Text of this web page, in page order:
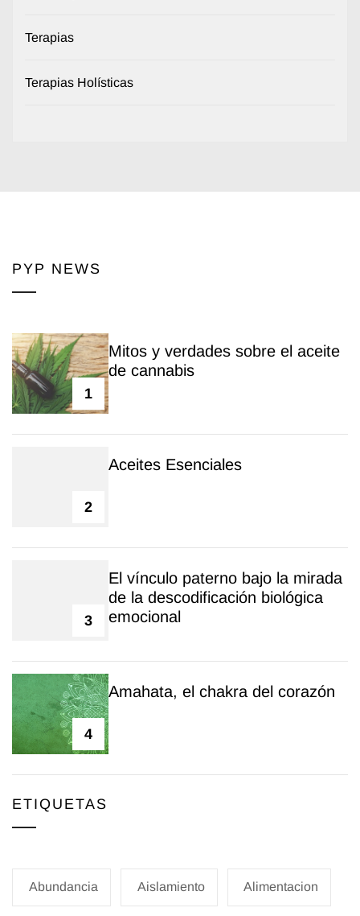
Terapias
Terapias Holísticas
PYP NEWS
1
Mitos y verdades sobre el aceite
de cannabis
2
Aceites Esenciales
3
El vínculo paterno bajo la mirada
de la descodificación biológica
emocional
4
Amahata, el chakra del corazón
ETIQUETAS
Abundancia Aislamiento Alimentacion